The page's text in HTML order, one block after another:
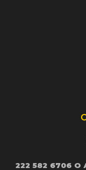
222 582 6706 O